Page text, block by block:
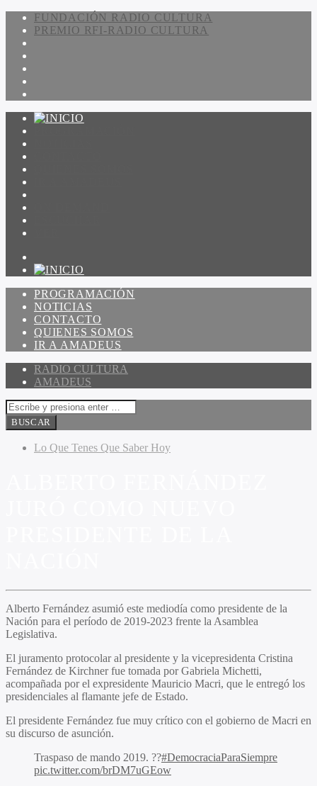
FUNDACIÓN RADIO CULTURA
PREMIO RFI-RADIO CULTURA
PROGRAMACIÓN
NOTICIAS
CONTACTO
QUIENES SOMOS
IR A AMADEUS
RADIO CULTURA
AMADEUS
Lo Que Tenes Que Saber Hoy
Alberto Fernández asumió este mediodía como presidente de la
Nación para el período de 2019-2023 frente la Asamblea
Legislativa.
El juramento protocolar al presidente y la vicepresidenta Cristina
Fernández de Kirchner fue tomada por Gabriela Michetti,
acompañada por el expresidente Mauricio Macri, que le entregó los
presidenciales al flamante jefe de Estado.
El presidente Fernández fue muy crítico con el gobierno de Macri en
su discurso de asunción.
Traspaso de mando 2019. ??#DemocraciaParaSiempre
pic.twitter.com/brDM7uGEow